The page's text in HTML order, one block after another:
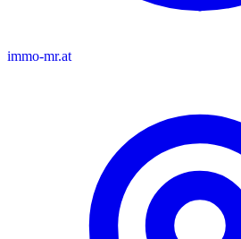
immo-mr.at